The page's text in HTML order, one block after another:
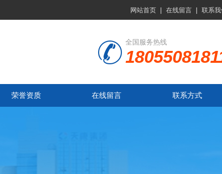
网站首页 | 在线留言 | 联系
全国服务热线
荣誉资质 在线留言 联系方式